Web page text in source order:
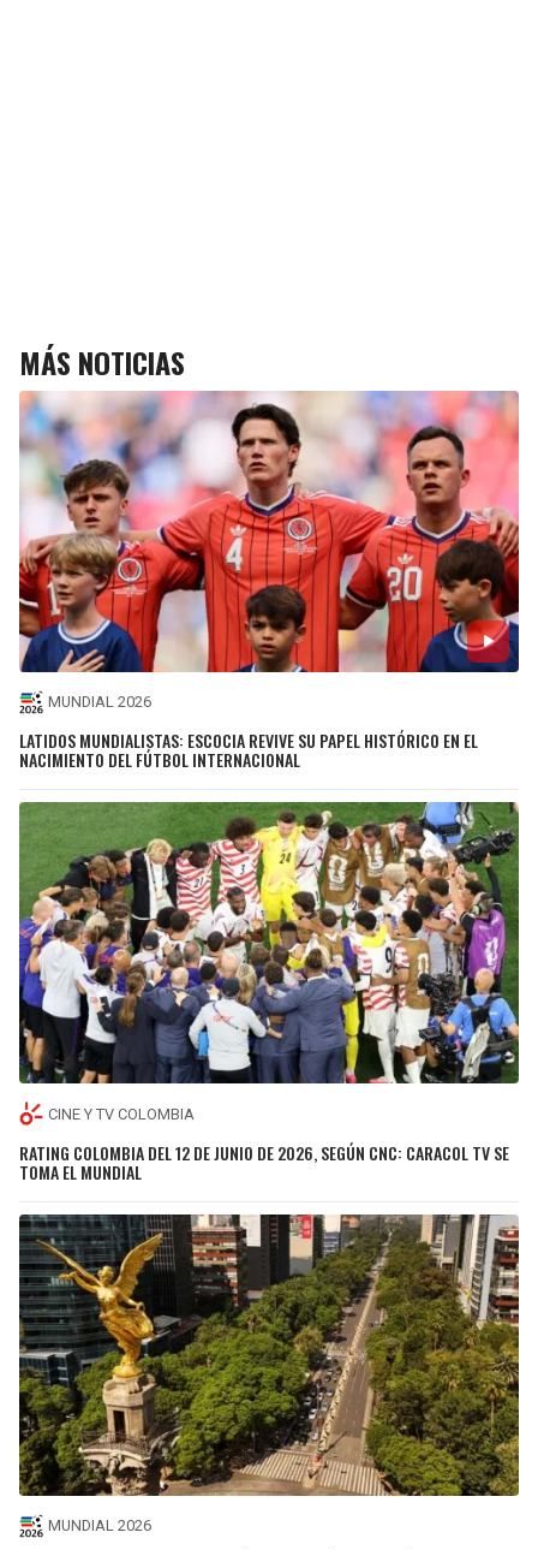
MÁS NOTICIAS
MUNDIAL 2026
LATIDOS MUNDIALISTAS: ESCOCIA REVIVE SU PAPEL HISTÓRICO EN EL
NACIMIENTO DEL FÚTBOL INTERNACIONAL
CINE Y TV COLOMBIA
RATING COLOMBIA DEL 12 DE JUNIO DE 2026, SEGÚN CNC: CARACOL TV SE
TOMA EL MUNDIAL
MUNDIAL 2026